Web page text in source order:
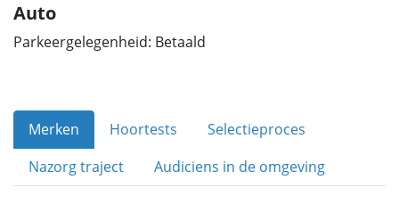
Auto
Parkeergelegenheid: Betaald
Merken Hoortests
Selectieproces
Nazorg traject
Audiciens in de omgeving